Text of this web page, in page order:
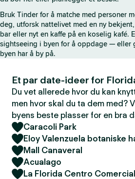
s
i
d
e
Bruk Tinder for å matche med personer
deg, utforsk nattelivet med en ny
bar eller nyt en kaffe på en koselig kafé.
sightseeing i byen for å oppdage —
byen har å by på.
Et par date-ideer for
Du vet allerede hvor du kan
men hvor skal du ta dem med?
byens beste plasser for en bra
Caracoli Park
Eloy Valenzuela botaniske
Mall Canaveral
Acualago
La Florida Centro Comercial